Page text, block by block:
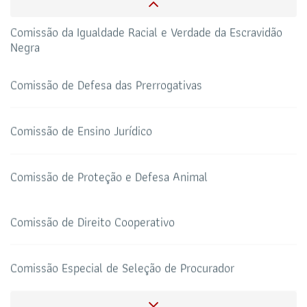
69 3217-2099
TELEFONE
E-MAIL TRIBUNAL DE ÉTICA CANAL PRERROGATIVAS
Comissão de Defesa das Prerrogativas
Comissão de Ensino Jurídico
Comissão de Proteção e Defesa Animal
Comissão de Direito Cooperativo
Comissão Especial de Seleção de Procurador
Comissão de Acesso a Justiça, Tecnologia e Informática